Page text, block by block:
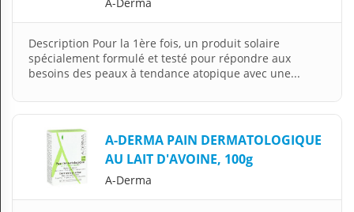
Description Pour la 1ère fois, un produit solaire
spécialement formulé et testé pour répondre aux
besoins des peaux à tendance atopique avec une...
A-DERMA PAIN DERMATOLOGIQUE
AU LAIT D'AVOINE, 100g
A-Derma